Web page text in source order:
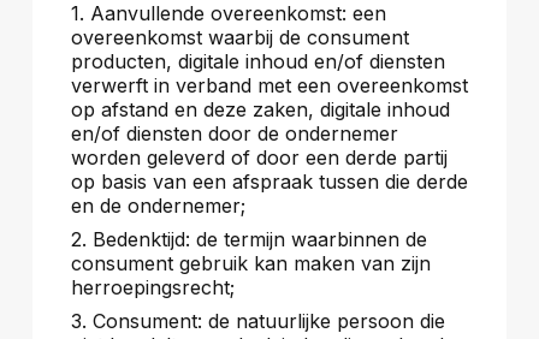
1. Aanvullende overeenkomst: een
overeenkomst waarbij de consument
producten, digitale inhoud en/of diensten
verwerft in verband met een overeenkomst
op afstand en deze zaken, digitale inhoud
en/of diensten door de ondernemer
worden geleverd of door een derde partij
op basis van een afspraak tussen die derde
en de ondernemer;
2. Bedenktijd: de termijn waarbinnen de
consument gebruik kan maken van zijn
herroepingsrecht;
3. Consument: de natuurlijke persoon die